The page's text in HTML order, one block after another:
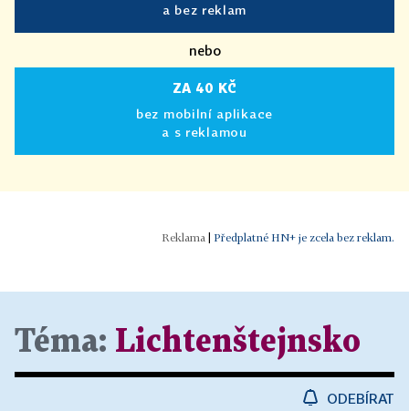
a bez reklam
nebo
ZA 40 KČ
bez mobilní aplikace
a s reklamou
Předplatné HN+ je zcela bez reklam.
Téma: Lichtenštejnsko
ODEBÍRAT